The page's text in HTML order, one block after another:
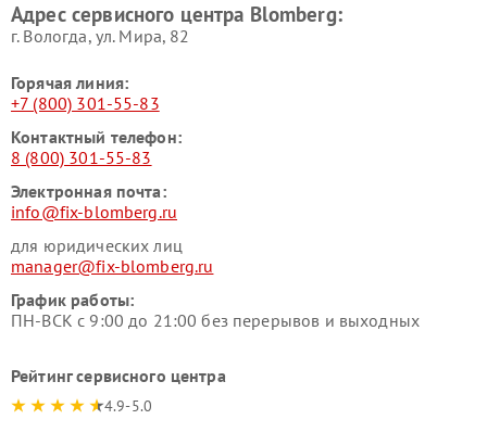
Адрес сервисного центра Blomberg:
г. Вологда, ул. Мира, 82
Горячая линия:
+7 (800) 301-55-83
Контактный телефон:
8 (800) 301-55-83
Электронная почта:
info@fix-blomberg.ru
для юридических лиц
manager@fix-blomberg.ru
График работы:
ПН-ВСК с 9:00 до 21:00 без перерывов и выходных
Рейтинг сервисного центра
4.9-5.0